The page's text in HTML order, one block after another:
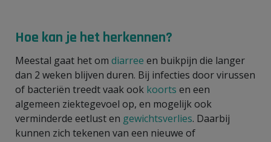
Hoe kan je het herkennen?
Meestal gaat het om diarree en buikpijn die langer
dan 2 weken blijven duren. Bij infecties door virussen
of bacteriën treedt vaak ook koorts en een
algemeen ziektegevoel op, en mogelijk ook
verminderde eetlust en gewichtsverlies. Daarbij
kunnen zich tekenen van een nieuwe of